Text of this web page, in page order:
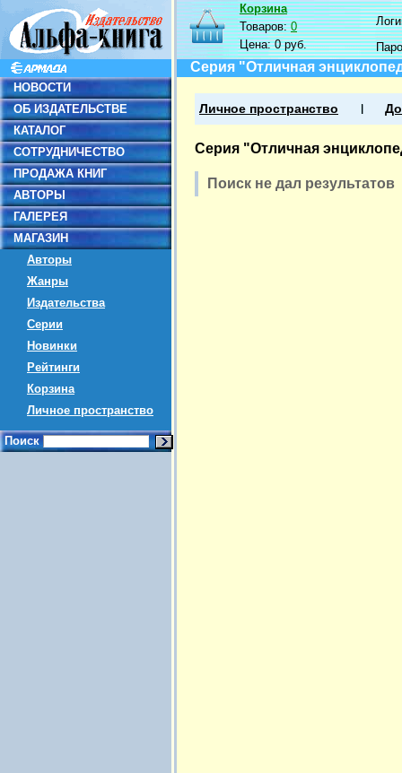
НОВОСТИ
ОБ ИЗДАТЕЛЬСТВЕ
КАТАЛОГ
СОТРУДНИЧЕСТВО
ПРОДАЖА КНИГ
АВТОРЫ
ГАЛЕРЕЯ
МАГАЗИН
Авторы
Жанры
Издательства
Серии
Новинки
Рейтинги
Корзина
Личное пространство
Поиск
Корзина
Товаров:0
Цена:0 руб.
Серия "Отличная
Личное пространство
Серия "Отличная
Поиск не дал результатов